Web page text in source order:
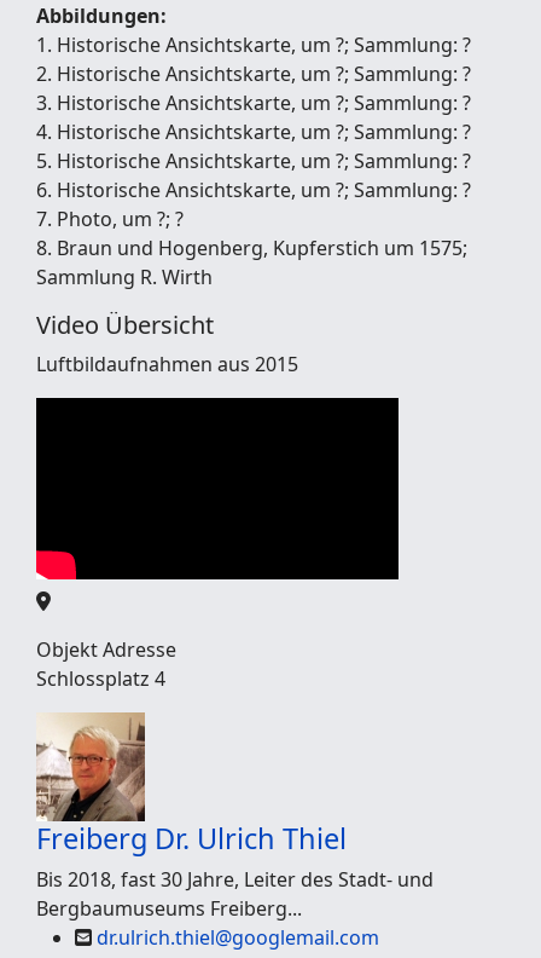
Abbildungen:
1. Historische Ansichtskarte, um ?; Sammlung: ?
2. Historische Ansichtskarte, um ?; Sammlung: ?
3. Historische Ansichtskarte, um ?; Sammlung: ?
4. Historische Ansichtskarte, um ?; Sammlung: ?
5. Historische Ansichtskarte, um ?; Sammlung: ?
6. Historische Ansichtskarte, um ?; Sammlung: ?
7. Photo, um ?; ?
8. Braun und Hogenberg, Kupferstich um 1575;
Sammlung R. Wirth
Video Übersicht
Luftbildaufnahmen aus 2015
Objekt Adresse
Schlossplatz 4
Freiberg Dr. Ulrich Thiel
Bis 2018, fast 30 Jahre, Leiter des Stadt- und
Bergbaumuseums Freiberg...
dr.ulrich.thiel@googlemail.com